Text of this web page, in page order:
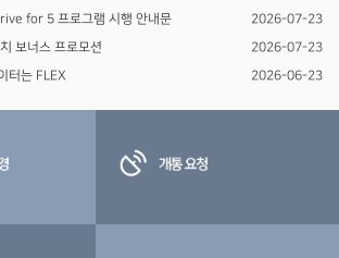
for 5 프로그램 시행 안내문
2026-07-23
보너스 프로모션
2026-07-23
터는 FLEX 2026-06-23